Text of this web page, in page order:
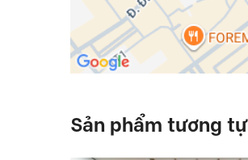
Sản phẩm tương tự